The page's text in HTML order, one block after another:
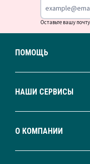
Оставьте вашу
ПОМОЩЬ
НАШИ СЕРВИСЫ
О КОМПАНИИ